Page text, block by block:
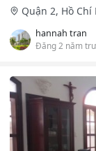
Quận 2, Hồ Chí
hannah tran
Đăng 2 năm